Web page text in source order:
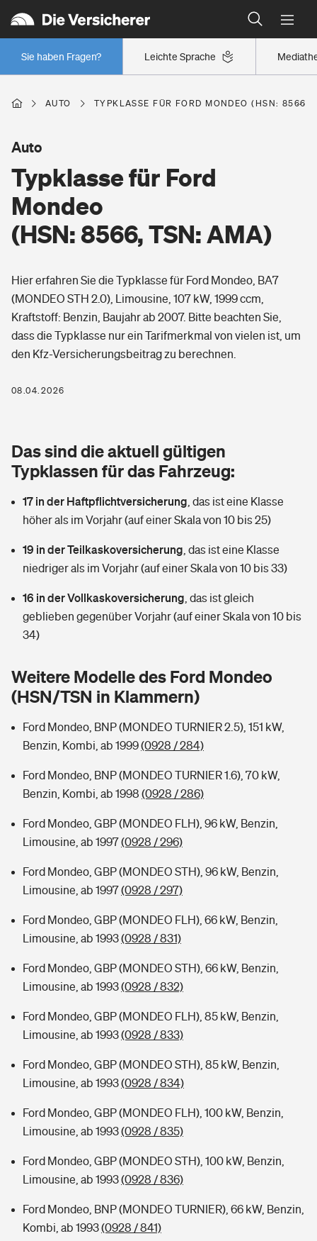
Leichte Sprache
Sie haben Fragen?
Wer versichert was: Jetzt Versicherer finden
Regionalklassen: So ist Ihre Region eingestuft
Wer versichert was: Jetzt Versicherer finden
Berufsunfähigkeitsversicherung
Arbeitsrechtsschutz
Berufshaftpflichtversicherung
Rentenrechner: Wie viel Geld bekomme ich im Alter?
Wer versichert was: Jetzt Versicherer finden
Wohnen
Wohngebäudeversicherung
Hausratversicherung
Elementarversicherung
Photovoltaik
Wärmepumpen versichern
Vermieterrrechtsschutz
Mietkautionsversicherung
Zur Übersicht
Tools
Hochwasser-Check: Wie gefährdet ist Ihr Haus?
Wer versichert was: Jetzt Versicherer finden
Sie haben Fragen?
Pri­vate Haft­pflicht­
Rechts­schutz­ver­si­che­rung
Kinderunfall­ver­si­che­rung
Reiseversicherung
Pferdehalter-Haftpflicht
Handyversicherung
Private Cyberversicherung
Musikinstrumentenversicherung
Zur Übersicht
Tools
Kinderunfall-Check: Mehr Sicherheit für deine Kids
Typklassen: So ist Ihr Auto eingestuft
Sie haben Fragen?
Gesundheit
Private Krankenversicherung
Tierkrankenversicherung
Zur Übersicht
Tools
Wer versichert was: Jetzt Versicherer finden
Sie haben Fragen?
Rentenrechner: Wie viel Geld bekomme ich im Alter?
AUTO TYPKLASSE FÜR FORD MONDEO (HSN: 8566,
Typklasse für Ford
Mondeo
(HSN: 8566, TSN: AMA)
Auto
Hier erfahren Sie die Typklasse für Ford Mondeo, BA7
(MONDEO STH 2.0), Limousine, 107 kW, 1999 ccm,
Kraftstoff: Benzin, Baujahr ab 2007. Bitte beachten Sie,
dass die Typklasse nur ein Tarifmerkmal von vielen ist, um
den Kfz-Versicherungsbeitrag zu berechnen.
08.04.2026
Das sind die aktuell gültigen
Typklassen für das Fahrzeug:
17 in der Haftpflichtversicherung das ist eine Klasse
höher als im Vorjahr (auf einer Skala von 10 bis 25)
19 in der Teilkaskoversicherung das ist eine Klasse
niedriger als im Vorjahr (auf einer Skala von 10 bis 33)
16 in der Vollkaskoversicherung das ist gleich
geblieben gegenüber Vorjahr (auf einer Skala von 10 bis
34)
Weitere Modelle des Ford Mondeo
(HSN/TSN in Klammern)
Ford Mondeo, BNP (MONDEO TURNIER 2.5), 151 kW,
Benzin, Kombi, ab 1999(0928 / 284)
Ford Mondeo, BNP (MONDEO TURNIER 1.6), 70 kW,
Benzin, Kombi, ab 1998 (0928 / 286)
Ford Mondeo, GBP (MONDEO FLH), 96 kW, Benzin,
Limousine, ab 1997(0928 / 296)
Ford Mondeo, GBP (MONDEO STH), 96 kW, Benzin,
Limousine, ab 1997(0928 / 297)
Ford Mondeo, GBP (MONDEO FLH), 66 kW, Benzin,
Limousine, ab 1993(0928 / 831)
Ford Mondeo, GBP (MONDEO STH), 66 kW, Benzin,
Limousine, ab 1993(0928 / 832)
Ford Mondeo, GBP (MONDEO FLH), 85 kW, Benzin,
Limousine, ab 1993(0928 / 833)
Ford Mondeo, GBP (MONDEO STH), 85 kW, Benzin,
Limousine, ab 1993(0928 / 834)
Ford Mondeo, GBP (MONDEO FLH), 100 kW, Benzin,
Limousine, ab 1993(0928 / 835)
Ford Mondeo, GBP (MONDEO STH), 100 kW, Benzin,
Limousine, ab 1993(0928 / 836)
Ford Mondeo, BNP (MONDEO TURNIER), 66 kW, Benzin,
Kombi, ab 1993(0928 / 841)